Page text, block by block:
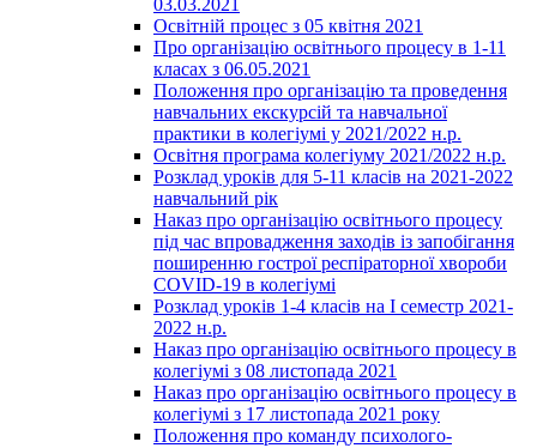
Освітній процес з 05 квітня 2021
Про організацію освітнього процесу в 1-11
класах з 06.05.2021
Положення про організацію та проведення
навчальних екскурсій та навчальної
практики в колегіумі у 2021/2022 н.р.
Освітня програма колегіуму 2021/2022 н.р.
Розклад уроків для 5-11 класів на 2021-2022
навчальний рік
Наказ про організацію освітнього процесу
під час впровадження заходів із запобігання
поширенню гострої респіраторної хвороби
COVID-19 в колегіумі
Розклад уроків 1-4 класів на І семестр 2021-
2022 н.р.
Наказ про організацію освітнього процесу в
колегіумі з 08 листопада 2021
Наказ про організацію освітнього процесу в
колегіумі з 17 листопада 2021 року
Положення про команду психолого-